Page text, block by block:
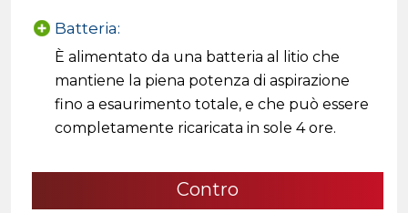
Batteria:
È alimentato da una batteria al litio che
mantiene la piena potenza di aspirazione
fino a esaurimento totale, e che può essere
completamente ricaricata in sole 4 ore.
Contro